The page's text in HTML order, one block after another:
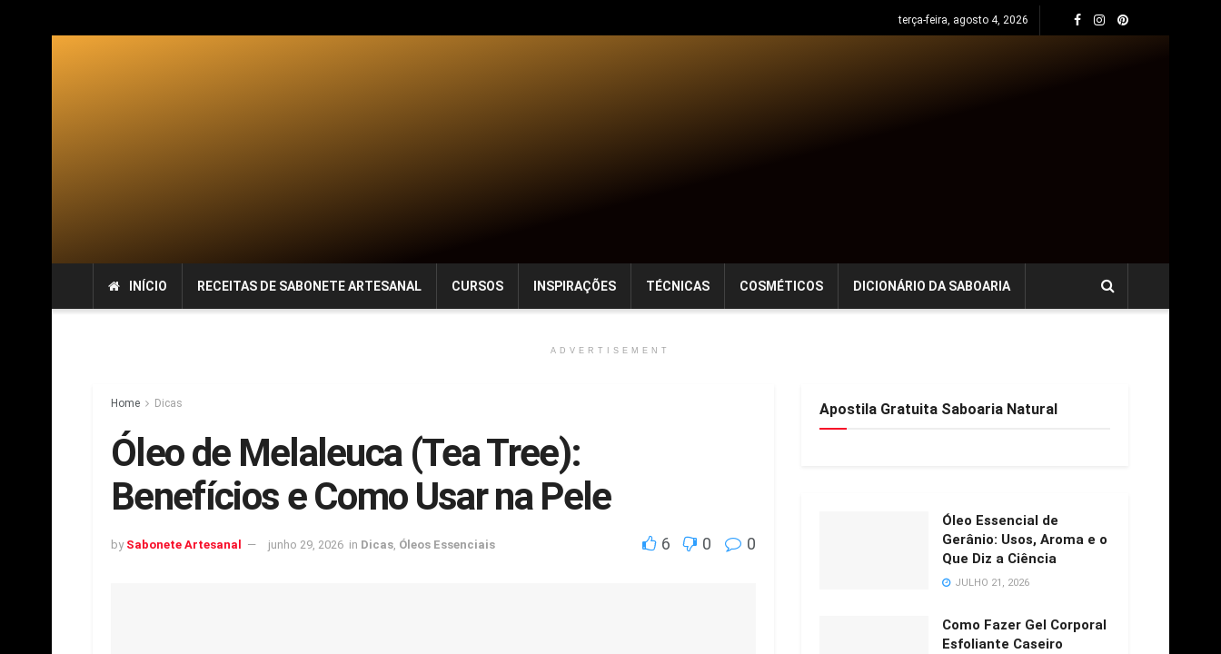
terça-feira, agosto 4, 2026
INÍCIO RECEITAS DE SABONETE ARTESANAL CURSOS INSPIRAÇÕES TÉCNICAS COSMÉTICOS DICIONÁRIO DA SABOARIA
ADVERTISEMENT
Home Dicas
Óleo de Melaleuca (Tea Tree):
Benefícios e Como Usar na Pele
by Sabonete Artesanal junho 29, 2026 in Dicas Óleos Essenciais 6 0 0
Apostila Gratuita Saboaria Natural
Óleo Essencial de
Gerânio: Usos, Aroma e o
Que Diz a Ciência
JULHO 21, 2026
Como Fazer Gel Corporal
Esfoliante Caseiro